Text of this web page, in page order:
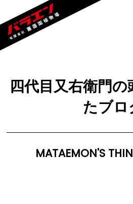
四代目又右衛門
たブロ
MATAEMON'S